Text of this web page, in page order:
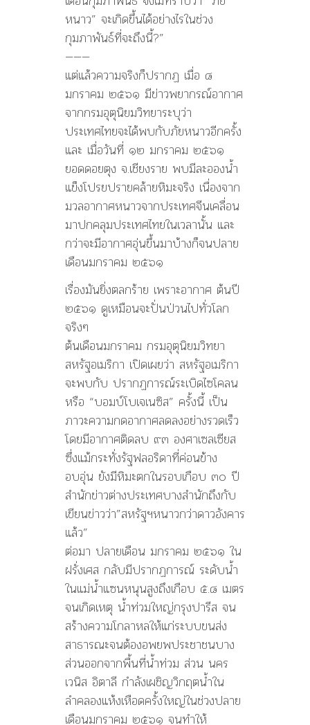
หนาว” จะเกิดขึ้นได้อย่างไรในช่วง
กุมภาพันธ์ที่จะถึงนี้?”
———
แต่แล้วความจริงก็ปรากฏ เมื่อ ๘
มกราคม ๒๕๖๑ มีข่าวพยากรณ์อากาศ
จากกรมอุตุนิยมวิทยาระบุว่า
ประเทศไทยจะได้พบกับภัยหนาวอีกครั้ง
และ เมื่อวันที่ ๑๒ มกราคม ๒๕๖๑
ยอดดอยตุง จ.เชียงราย พบมีละอองน้ำ
แข็งโปรยปรายคล้ายหิมะจริง เนื่องจาก
มวลอากาศหนาวจากประเทศจีนเคลื่อน
มาปกคลุมประเทศไทยในเวลานั้น และ
กว่าจะมีอากาศอุ่นขึ้นมาบ้างก็จนปลาย
เดือนมกราคม ๒๕๖๑
เรื่องมันยิ่งตลกร้าย เพราะอากาศ ต้นปี
๒๕๖๑ ดูเหมือนจะปั่นป่วนไปทั่วโลก
จริงๆ
ต้นเดือนมกราคม กรมอุตุนิยมวิทยา
สหรัฐอเมริกา เปิดเผยว่า สหรัฐอเมริกา
จะพบกับ ปรากฏการณ์ระเบิดไซโคลน
หรือ “บอมบ์โบเจเนซิส” ครั้งนี้ เป็น
ภาวะความกดอากาศลดลงอย่างรวดเร็ว
โดยมีอากาศติดลบ ๙๓ องศาเซลเซียส
ซึ่งแม้กระทั่งรัฐฟลอริดาที่ค่อนข้าง
อบอุ่น ยังมีหิมะตกในรอบเกือบ ๓๐ ปี
สำนักข่าวต่างประเทศบางสำนักถึงกับ
เขียนข่าวว่า”สหรัฐฯหนาวกว่าดาวอังคาร
แล้ว”
ต่อมา ปลายเดือน มกราคม ๒๕๖๑ ใน
ฝรั่งเศส กลับมีปรากฏการณ์ ระดับน้ำ
ในแม่น้ำแซนหนุนสูงถึงเกือบ ๕.๘ เมตร
จนเกิดเหตุ น้ำท่วมใหญ่กรุงปารีส จน
สร้างความโกลาหลให้แก่ระบบขนส่ง
สาธารณะจนต้องอพยพประชาชนบาง
ส่วนออกจากพื้นที่น้ำท่วม ส่วน นคร
เวนิส อิตาลี กำลังเผชิญวิกฤตน้ำใน
ลำคลองแห้งเหือดครั้งใหญ่ในช่วงปลาย
เดือนมกราคม ๒๕๖๑ จนทำให้